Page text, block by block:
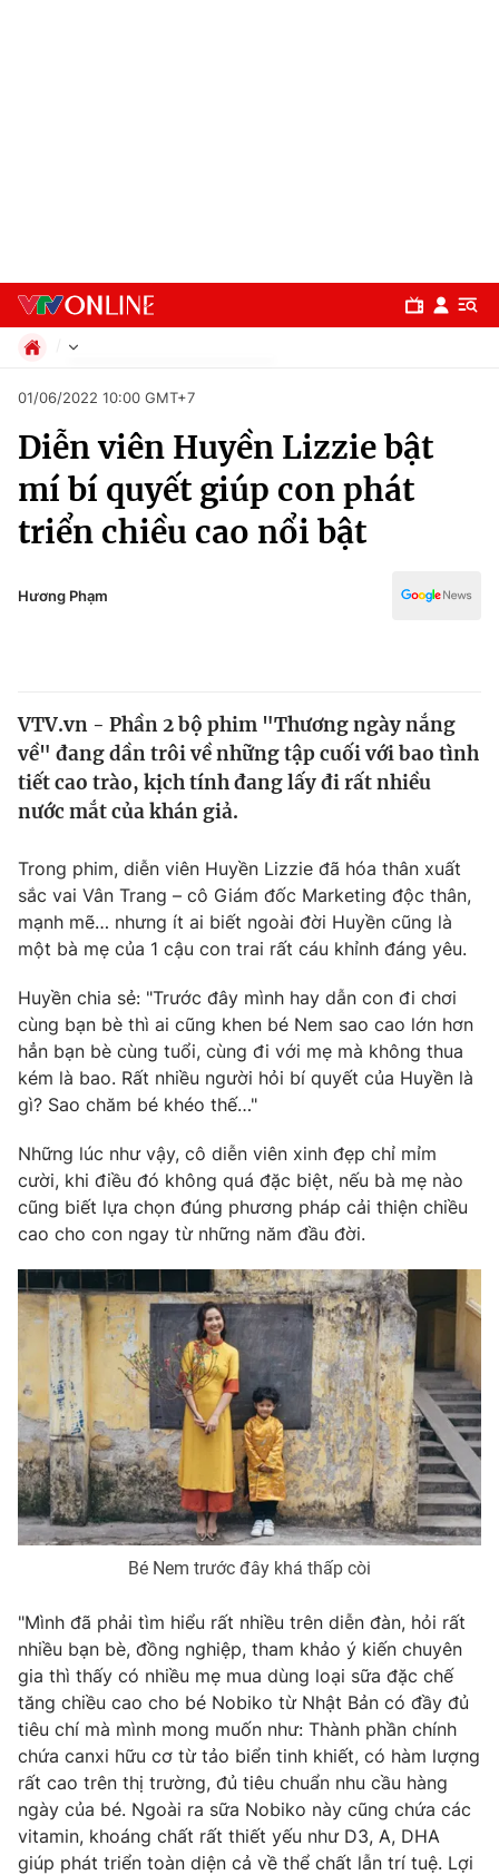
Chuyên mục
Chính trị
Thế giới
Tin tức
Thế giới đó đây
Câu chuyện quốc tế
Tài chính
Thị trường
Góc doanh nghiệp
Dữ liệu và đời sống
Truyền hình
Phim VTV
Hậu trường
Nhân vật
Giải sao mai
Giải trí
Điện ảnh
Âm nhạc
Sao
Đời sống
Làm đẹp
Chất lượng cuộc sống
Giáo dục
Tuyển sinh
Học trực tuyến
Công nghệ
Sản phẩm
Thị trường
Tư vấn
Giao lưu trực tuyến
Lịch phát sóng
Chuyên mục khác
Emagazine Podcast
Photo Infographic
VTV Money VTV Thể thao
VTV Sức khoẻ Bất động sản
Thị trường 24h Tấm lòng Việt
VTV4 Vươn mình bằng AI
Xã hội
Pháp luật
Thể thao
Truyền hình
Đời sống
01/06/2022 10:00 GMT+7
Diễn viên Huyền Lizzie bật
mí bí quyết giúp con phát
triển chiều cao nổi bật
Hương Phạm
VTV.vn - Phần 2 bộ phim "Thương ngày nắng
về" đang dần trôi về những tập cuối với bao tình
tiết cao trào, kịch tính đang lấy đi rất nhiều
nước mắt của khán giả.
Trong phim, diễn viên Huyền Lizzie đã hóa thân xuất
sắc vai Vân Trang – cô Giám đốc Marketing độc thân,
mạnh mẽ… nhưng ít ai biết ngoài đời Huyền cũng là
một bà mẹ của 1 cậu con trai rất cáu khỉnh đáng yêu.
Huyền chia sẻ: "Trước đây mình hay dẫn con đi chơi
cùng bạn bè thì ai cũng khen bé Nem sao cao lớn hơn
hẳn bạn bè cùng tuổi, cùng đi với mẹ mà không thua
kém là bao. Rất nhiều người hỏi bí quyết của Huyền là
gì? Sao chăm bé khéo thế…"
Những lúc như vậy, cô diễn viên xinh đẹp chỉ mỉm
cười, khi điều đó không quá đặc biệt, nếu bà mẹ nào
cũng biết lựa chọn đúng phương pháp cải thiện chiều
cao cho con ngay từ những năm đầu đời.
Bé Nem trước đây khá thấp còi
"Mình đã phải tìm hiểu rất nhiều trên diễn đàn, hỏi rất
nhiều bạn bè, đồng nghiệp, tham khảo ý kiến chuyên
gia thì thấy có nhiều mẹ mua dùng loại sữa đặc chế
tăng chiều cao cho bé Nobiko từ Nhật Bản có đầy đủ
tiêu chí mà mình mong muốn như: Thành phần chính
chứa canxi hữu cơ từ tảo biển tinh khiết, có hàm lượng
rất cao trên thị trường, đủ tiêu chuẩn nhu cầu hàng
ngày của bé. Ngoài ra sữa Nobiko này cũng chứa các
vitamin, khoáng chất rất thiết yếu như D3, A, DHA
giúp phát triển toàn diện cả về thể chất lẫn trí tuệ. Lợi